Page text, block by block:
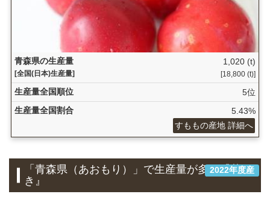
青森県の生産量
[全国(日本)生産量]
1,020 (t)
[18,800 (t)]
生産量全国順位
5位
生産量全国割合
5.43%
すももの産地 詳細へ
2022年度産
「青森県（あおもり）」で生産量が多い『花
き』